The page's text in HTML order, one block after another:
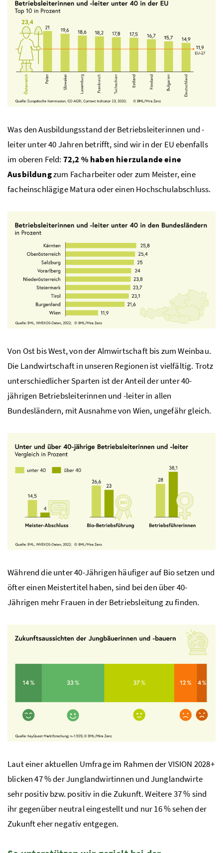
Was den Ausbildungsstand der Betriebsleiterinnen und -
leiter unter 40 Jahren betrifft, sind wir in der EU ebenfalls
im oberen Feld: 72,2 % haben hierzulande eine
Ausbildungzum Facharbeiter oder zum Meister, eine
facheinschlägige Matura oder einen Hochschulabschluss.
Von Ost bis West, von der Almwirtschaft bis zum Weinbau.
Die Landwirtschaft in unseren Regionen ist vielfältig. Trotz
unterschiedlicher Sparten ist der Anteil der unter 40-
jährigen Betriebsleiterinnen und -leiter in allen
Bundesländern, mit Ausnahme von Wien, ungefähr gleich.
Während die unter 40-Jährigen häufiger auf Bio setzen und
öfter einen Meistertitel haben, sind bei den über 40-
Jährigen mehr Frauen in der Betriebsleitung zu finden.
Laut einer aktuellen Umfrage im Rahmen der VISION 2028+
blicken 47 % der Junglandwirtinnen und Junglandwirte
sehr positiv bzw. positiv in die Zukunft. Weitere 37 % sind
ihr gegenüber neutral eingestellt und nur 16 % sehen der
Zukunft eher negativ entgegen.